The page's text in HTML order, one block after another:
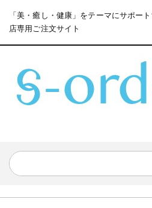
「美・癒し・健康」をテーマにサポー
店専用ご注文サイト